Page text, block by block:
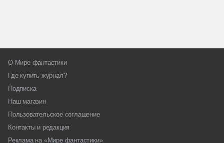
О Мире фантастики
Где купить журнал?
Подписка
Наш магазин
Пользовательское соглашение
Контакты и редакция
Реклама на «Мире фантастики»